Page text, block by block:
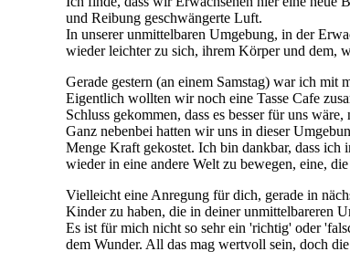
und Reibung geschwängerte Luft.
In unserer unmittelbaren Umgebung, in der
wieder leichter zu sich, ihrem Körper und dem,
Gerade gestern (an einem Samstag) war ich
Eigentlich wollten wir noch eine Tasse Cafe
Schluss gekommen, dass es besser für uns
Ganz nebenbei hatten wir uns in dieser
Menge Kraft gekostet. Ich bin dankbar, dass ich
wieder in eine andere Welt zu bewegen, eine,
Vielleicht eine Anregung für dich, gerade in
Kinder zu haben, die in deiner unmittelbareren
Es ist für mich nicht so sehr ein 'richtig' oder
dem Wunder. All das mag wertvoll sein, doch